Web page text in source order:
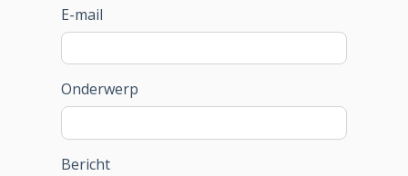
E-mail
Onderwerp
Bericht